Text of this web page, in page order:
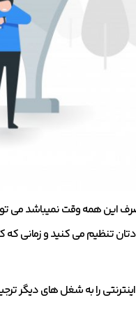
صرف این همه وقت نمیباشد
تنظیم می کنید و زمانی
را به شغل های دیگر